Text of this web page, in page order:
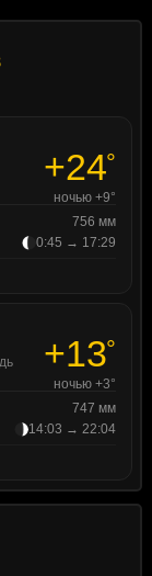
+24°
ночью +9°
756 мм
0:45 → 17:29
+13°
ночью +3°
747 мм
14:03 → 22:04